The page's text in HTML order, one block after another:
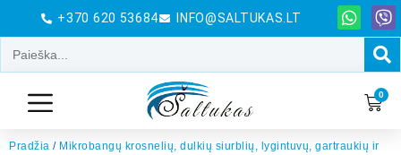
+370 620 53684 INFO@SALTUKAS.LT
0
Pradžia / Mikrobangų krosnelių, dulkių siurblių, lygintuvų, gartraukių ir